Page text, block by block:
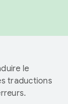
le
traductions